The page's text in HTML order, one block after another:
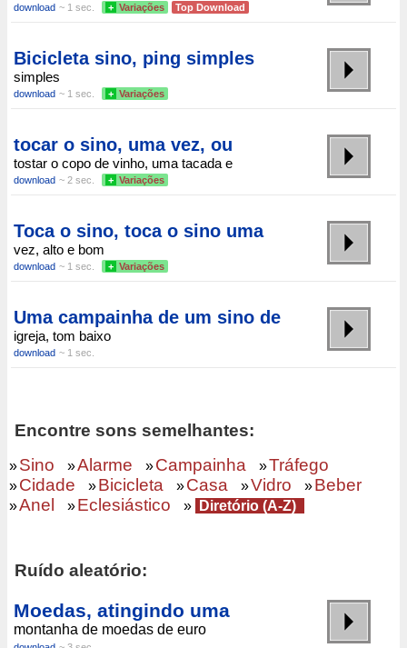
download ~ 1 sec. + Variações Top Download
Bicicleta sino, ping simples
simples
download ~ 1 sec. + Variações
tocar o sino, uma vez, ou
tostar o copo de vinho, uma tacada e
download ~ 2 sec. + Variações
Toca o sino, toca o sino uma
vez, alto e bom
download ~ 1 sec. + Variações
Uma campainha de um sino de
igreja, tom baixo
download ~ 1 sec.
Encontre sons semelhantes:
»Sino »Alarme »Campainha »Tráfego
»Cidade »Bicicleta »Casa »Vidro »Beber
»Anel »Eclesiástico » Diretório (A-Z)
Ruído aleatório:
Moedas, atingindo uma
montanha de moedas de euro